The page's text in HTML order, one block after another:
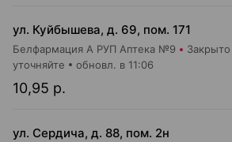
ул. Куйбышева, д. 69, пом. 171
Белфармация А РУП Аптека №9 Закрыто
10,95 р.
уточняйте обновл. в 11:06
ул. Сердича, д. 88, пом. 2н